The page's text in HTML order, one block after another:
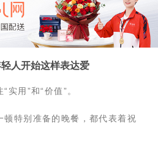
人开始这样表达爱
实用”和“价值”。
顿特别准备的晚餐，都代表着祝